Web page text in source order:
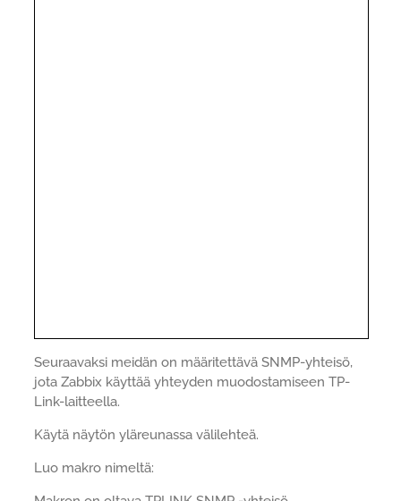
Seuraavaksi meidän on määritettävä SNMP-yhteisö,
jota Zabbix käyttää yhteyden muodostamiseen TP-
Link-laitteella.
Käytä näytön yläreunassa välilehteä.
Luo makro nimeltä: